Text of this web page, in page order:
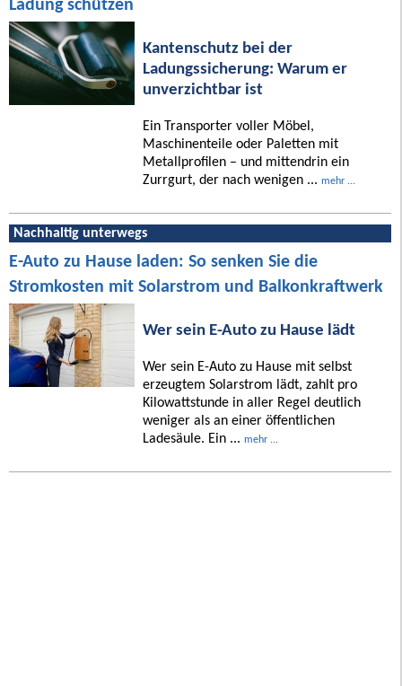
Ladung schützen
Kantenschutz bei der
Ladungssicherung: Warum er
unverzichtbar ist
Ein Transporter voller Möbel,
Maschinenteile oder Paletten mit
Metallprofilen – und mittendrin ein
Zurrgurt, der nach wenigen ... mehr ...
Nachhaltig unterwegs
E-Auto zu Hause laden: So senken Sie die
Stromkosten mit Solarstrom und Balkonkraftwerk
Wer sein E-Auto zu Hause lädt
Wer sein E-Auto zu Hause mit selbst
erzeugtem Solarstrom lädt, zahlt pro
Kilowattstunde in aller Regel deutlich
weniger als an einer öffentlichen
Ladesäule. Ein ... mehr ...